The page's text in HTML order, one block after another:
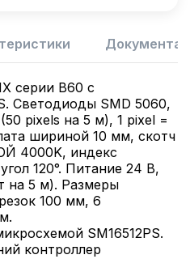
серии B60 с
Светодиоды SMD 5060,
pixels на 5 м), 1 pixel =
шириной 10 мм, скотч
4000K, индекс
120°. Питание 24 В,
на 5 м). Размеры
100 мм, 6
SM16512PS.
контроллер